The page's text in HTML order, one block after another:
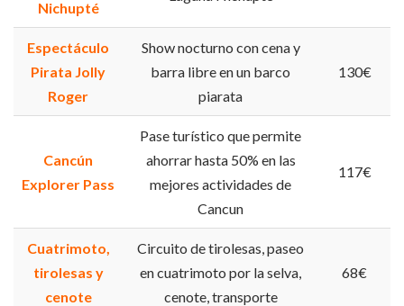
Nichupté
Espectáculo
Pirata Jolly
Roger
Show nocturno con cena y
barra libre en un barco
piarata
130€
Cancún
Explorer Pass
Pase turístico que permite
ahorrar hasta 50% en las
mejores actividades de
Cancun
117€
Cuatrimoto,
tirolesas y
cenote
Circuito de tirolesas, paseo
en cuatrimoto por la selva,
cenote, transporte
68€